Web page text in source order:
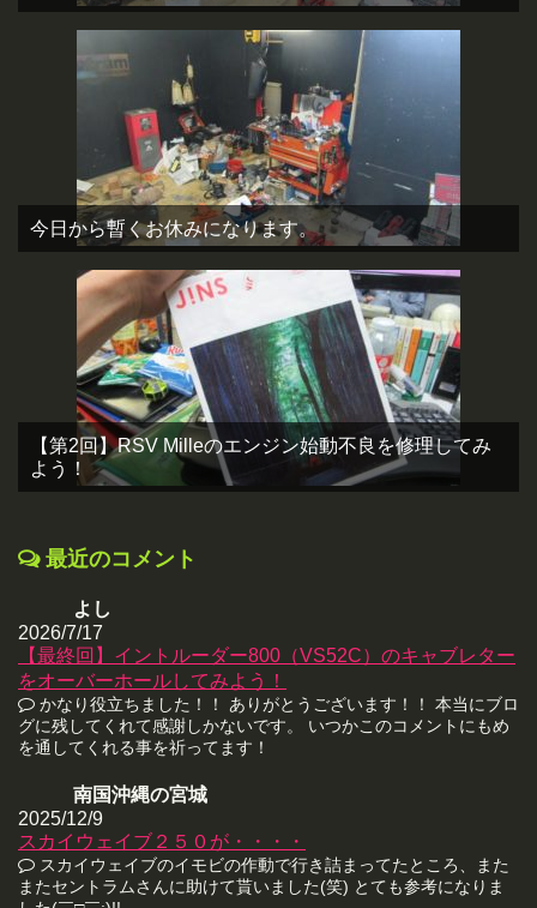
今日から暫くお休みになります。
【第2回】RSV Milleのエンジン始動不良を修理してみ
よう！
最近のコメント
よし
2026/7/17
【最終回】イントルーダー800（VS52C）のキャブレター
をオーバーホールしてみよう！
かなり役立ちました！！ ありがとうございます！！ 本当にブロ
グに残してくれて感謝しかないです。 いつかこのコメントにもめ
を通してくれる事を祈ってます！
南国沖縄の宮城
2025/12/9
スカイウェイブ２５０が・・・・
スカイウェイブのイモビの作動で行き詰まってたところ、また
またセントラムさんに助けて貰いました(笑) とても参考になりま